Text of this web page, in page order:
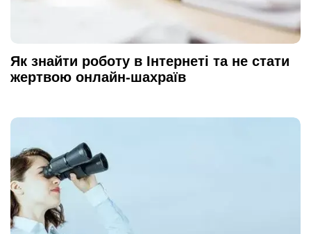
Як знайти роботу в Інтернеті та не стати
жертвою онлайн-шахраїв